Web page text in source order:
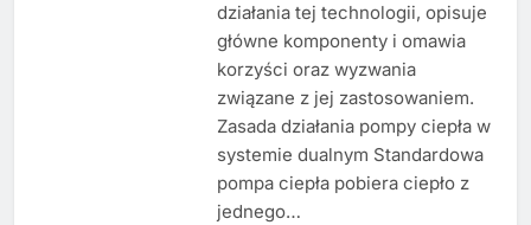
działania tej technologii, opisuje
główne komponenty i omawia
korzyści oraz wyzwania
związane z jej zastosowaniem.
Zasada działania pompy ciepła w
systemie dualnym Standardowa
pompa ciepła pobiera ciepło z
jednego…